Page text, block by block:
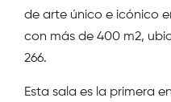
de arte único e icónico
con más de 400 m2,
266.
Esta sala es la primera